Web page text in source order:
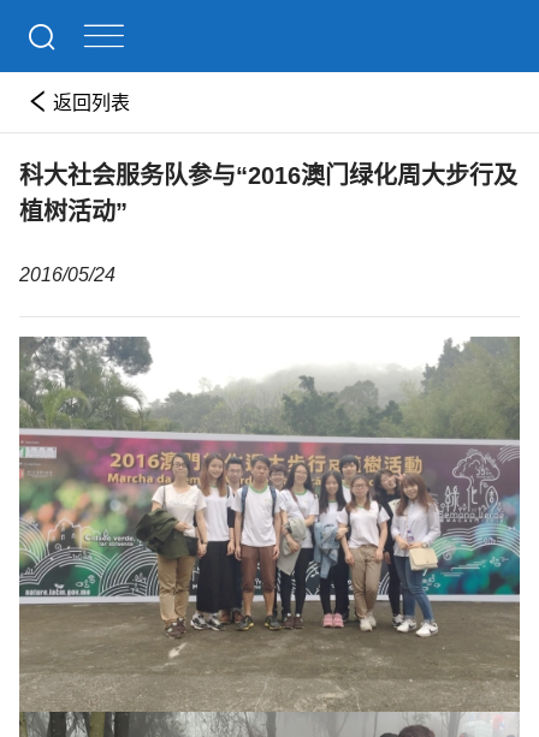
返回列表
科大社会服务队参与“2016澳门绿化周大步行及
植树活动”
2016/05/24